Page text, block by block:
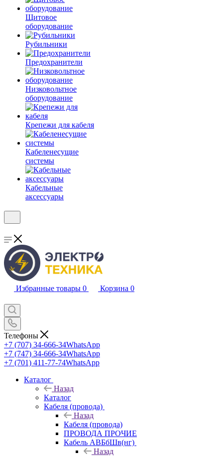
Щитовое
оборудование
Рубильники
Предохранители
Низковольтное
оборудование
Крепежи для кабеля
Кабеленесущие
системы
Кабельные
аксессуары
Избранные товары 0 Корзина 0
Телефоны
+7 (707) 34-666-34WhatsApp
+7 (747) 34-666-34WhatsApp
+7 (701) 411-77-74WhatsApp
Каталог
Назад
Каталог
Кабеля (провода)
Назад
Кабеля (провода)
ПРОВОДА ПРОЧИЕ
Кабель АВБбШв(нг)
Назад